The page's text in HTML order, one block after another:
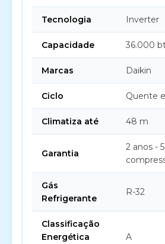
Tecnologia Inverter
Capacidade 36.000
Marcas Daikin
Ciclo Quente
Climatiza até 48 m
Garantia
2 anos -
Gás
Refrigerante
R-32
Classificação
Energética
A